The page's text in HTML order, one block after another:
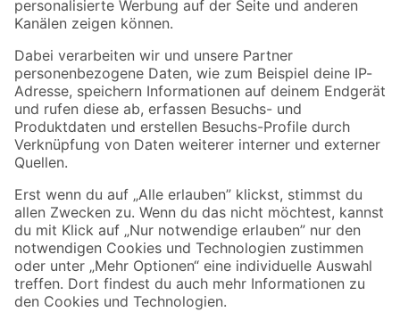
Folge uns
Zahlungsarten Versandarten
Sicher einkaufen
Jetzt die toom-App herunterladen